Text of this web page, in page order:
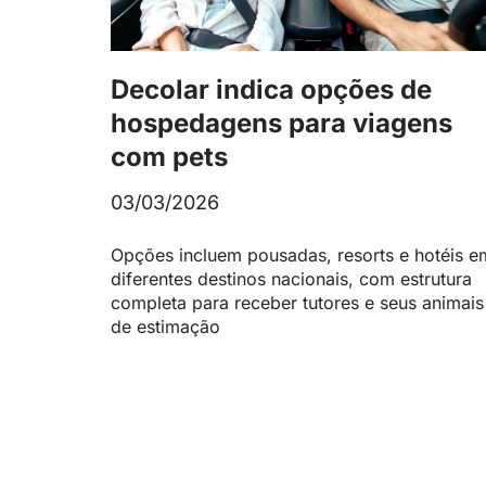
Decolar indica opções de
hospedagens para viagens
com pets
03/03/2026
Opções incluem pousadas, resorts e hotéis
diferentes destinos nacionais, com estrutura
completa para receber tutores e seus animais
de estimação